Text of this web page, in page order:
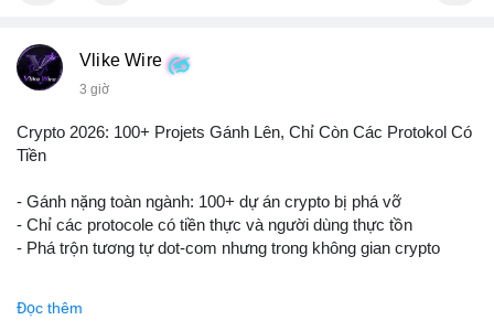
Vlike Wire
3 giờ
Crypto 2026: 100+ Projets Gánh Lên, Chỉ Còn Các Protokol Có
Tiền
- Gánh nặng toàn ngành: 100+ dự án crypto bị phá vỡ
- Chỉ các protocole có tiền thực và người dùng thực tồn
- Phá trộn tương tự dot-com nhưng trong không gian crypto
Đọc thêm